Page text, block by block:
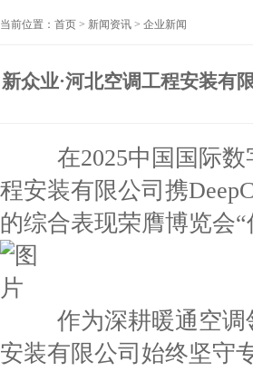
当前位置： 首页 > 新闻资讯 > 企业新闻
新众业·河北空调工程安装有
在2025中国国际数
程安装有限公司携
的综合表现荣膺博览会
作为深耕暖通空调领
安装有限公司始终坚守